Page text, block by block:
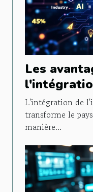
Les
différents
L'intégration de
transforme le
manière...